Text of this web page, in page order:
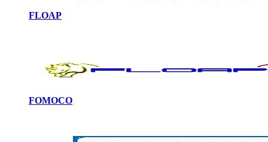
FLOAP
FOMOCO